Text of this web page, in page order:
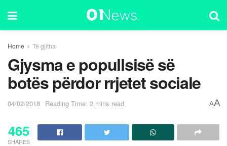
Home Të gjitha
Gjysma e popullsisë së
botës përdor rrjetet sociale
04/02/2018 Reading Time: 2 mins read AA
465
SHARES